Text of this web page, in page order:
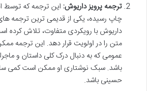
ترجمه پرویز داریوش: این ترجمه که توسط
چاپ رسیده، یکی از قدیمی ترین ترجمه
داریوش با رویکردی متفاوت، تلاش کرده
متن را در اولویت قرار دهد. این ترجمه
عمومی که به دنبال درک کلی داستان و
باشد. سبک نوشتاری او ممکن است کمی
حسینی باشد.